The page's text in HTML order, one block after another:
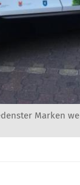
Marken